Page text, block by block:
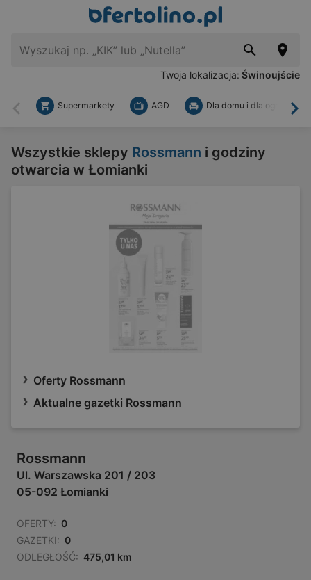
Twoja lokalizacja: Świnoujście
Wstecz
Supermarkety AGD Dla domu i dla ogrodu
Wszystkie sklepy Rossmann i godziny
otwarcia w Łomianki
Oferty Rossmann
Aktualne gazetki Rossmann
Rossmann
Ul. Warszawska 201 / 203
05-092 Łomianki
OFERTY: 0
GAZETKI: 0
ODLEGŁOŚĆ: 475,01 km